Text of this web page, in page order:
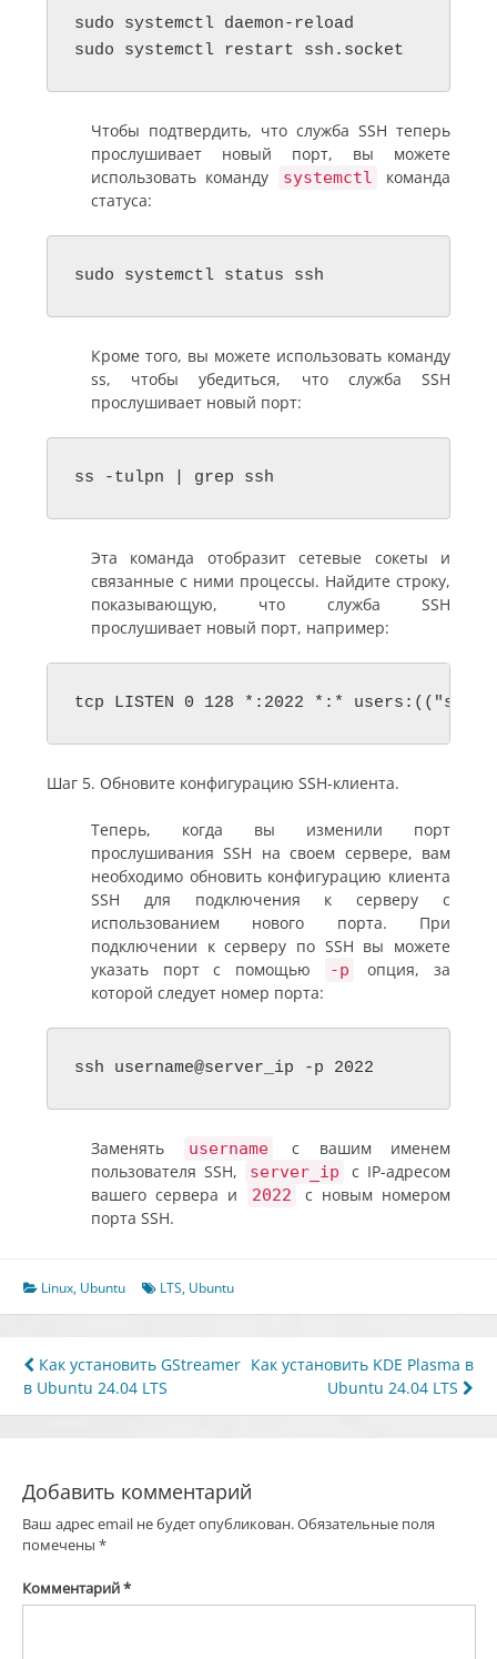
sudo systemctl daemon-reload
sudo systemctl restart ssh.socket
Чтобы подтвердить, что служба SSH теперь
прослушивает новый порт, вы можете
использовать команду
systemctl
команда
статуса:
sudo systemctl status ssh
Кроме того, вы можете использовать команду
ss, чтобы убедиться, что служба SSH
прослушивает новый порт:
ss -tulpn | grep ssh
Эта команда отобразит сетевые сокеты и
связанные с ними процессы. Найдите строку,
показывающую, что служба SSH
прослушивает новый порт, например:
tcp LISTEN 0 128 *:2022 *:*
Шаг 5. Обновите конфигурацию SSH-клиента.
Теперь, когда вы изменили порт
прослушивания SSH на своем сервере, вам
необходимо обновить конфигурацию клиента
SSH для подключения к серверу с
использованием нового порта. При
подключении к серверу по SSH вы можете
указать порт с помощью
-p
опция, за
которой следует номер порта:
ssh username@server_ip -p 2022
Заменять username
с вашим именем
пользователя SSH,
server_ip
с IP-адресом
вашего сервера и
2022
с новым номером
порта SSH.
Linux, Ubuntu LTS, Ubuntu
Навигация
по
Как установить GStreamer
в Ubuntu 24.04 LTS
Как установить KDE Plasma в
Ubuntu 24.04 LTS
Добавить комментарий
Ваш адрес email не будет опубликован.Обязательные поля
помечены *
Комментарий*